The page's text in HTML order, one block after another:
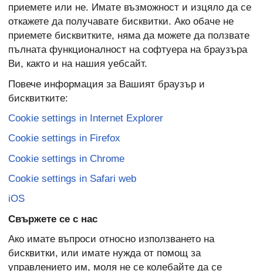
приемете или не. Имате възможност и изцяло да се
откажете да получавате бисквитки. Ако обаче не
приемете бисквитките, няма да можете да ползвате
пълната функционалност на софтуера на браузъра
Ви, както и на нашия уебсайт.
Повече информация за Вашият браузър и
бисквитките:
Cookie settings in Internet Explorer
Cookie settings in Firefox
Cookie settings in Chrome
Cookie settings in Safari web
iOS
Свържете се с нас
Ако имате въпроси относно използването на
бисквитки, или имате нужда от помощ за
управлението им, моля не се колебайте да се